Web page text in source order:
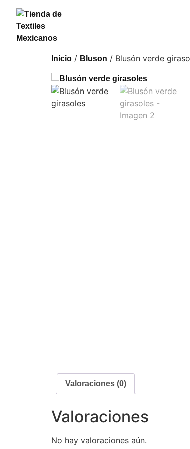
Inicio / Bluson / Blusón verde
Valoraciones (0)
Valoraciones
No hay valoraciones aún.